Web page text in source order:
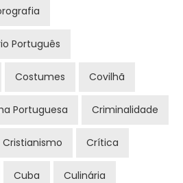
Português
Costumes Covilhã
Portuguesa Criminalidade
Cristianismo Crítica
Cuba Culinária